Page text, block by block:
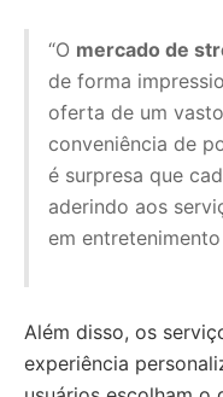
“O mercado de
de forma
oferta de um
conveniência de
é surpresa que
aderindo aos
em entretenimento
Além disso, os
experiência